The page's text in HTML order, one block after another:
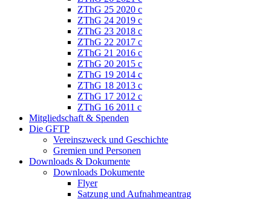
ZThG 25 2020 c
ZThG 24 2019 c
ZThG 23 2018 c
ZThG 22 2017 c
ZThG 21 2016 c
ZThG 20 2015 c
ZThG 19 2014 c
ZThG 18 2013 c
ZThG 17 2012 c
ZThG 16 2011 c
Mitgliedschaft & Spenden
Die GFTP
Vereinszweck und Geschichte
Gremien und Personen
Downloads & Dokumente
Downloads Dokumente
Flyer
Satzung und Aufnahmeantrag